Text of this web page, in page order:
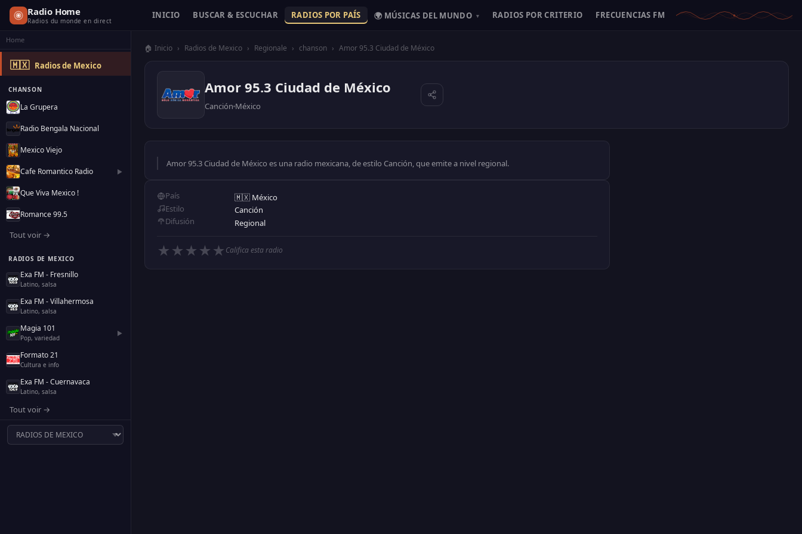
Radio Home
Radios du monde en direct
INICIO BUSCAR & ESCUCHAR RADIOS POR PAÍS 🌍 MÚSICAS DEL MUNDO ▾ RADIOS POR CRITERIO FRECUENCIAS FM
Home
🇲🇽 Radios de Mexico
CHANSON
La Grupera
Radio Bengala Nacional
Mexico Viejo
Cafe Romantico Radio ▶
Que Viva Mexico !
Romance 99.5
Tout voir →
RADIOS DE MEXICO
Exa FM - Fresnillo
Latino, salsa
Exa FM - Villahermosa
Latino, salsa
Magia 101
Pop, variedad
▶
Formato 21
Cultura e info
Exa FM - Cuernavaca
Latino, salsa
Tout voir →
🏠 Inicio › Radios de Mexico › Regionale › chanson › Amor 95.3 Ciudad de México
Amor 95.3 Ciudad de México
Canción México
Amor 95.3 Ciudad de México es una radio mexicana, de estilo Canción, que emite a nivel regional.
País
🇲🇽 México
Estilo
Canción
Difusión
Regional
★ ★ ★ ★ ★ Califica esta radio